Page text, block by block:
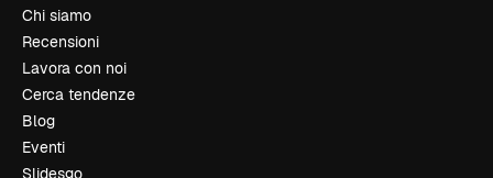
Chi siamo
Recensioni
Lavora con noi
Cerca tendenze
Blog
Eventi
Slidesgo